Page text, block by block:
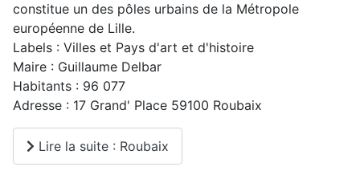
constitue un des pôles urbains de la Métropole
européenne de Lille.
Labels : Villes et Pays d'art et d'histoire
Maire : Guillaume Delbar
Habitants : 96 077
Adresse : 17 Grand' Place 59100 Roubaix
Lire la suite : Roubaix